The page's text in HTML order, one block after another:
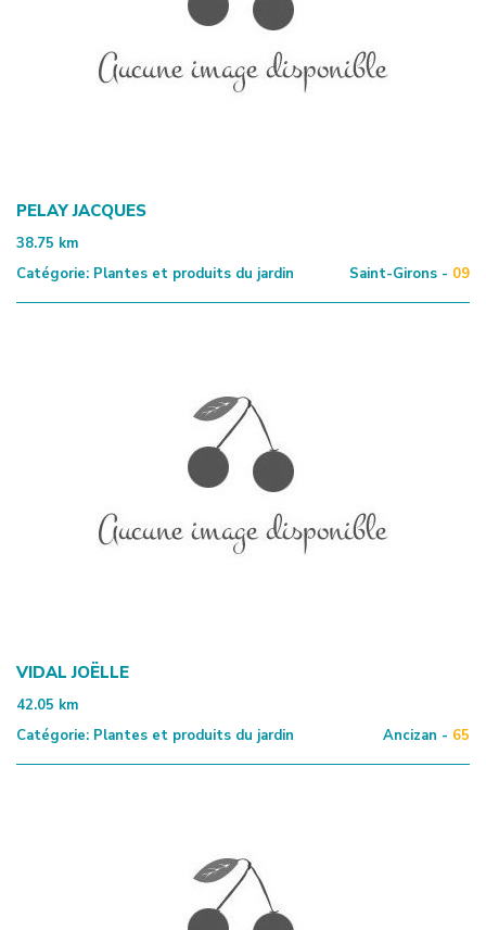
PELAY JACQUES
38.75 km
Catégorie: Plantes et produits du jardin Saint-Girons - 09
VIDAL JOËLLE
42.05 km
Catégorie: Plantes et produits du jardin Ancizan - 65